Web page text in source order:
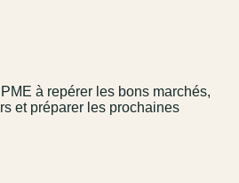
à repérer les bons marchés,
et préparer les prochaines